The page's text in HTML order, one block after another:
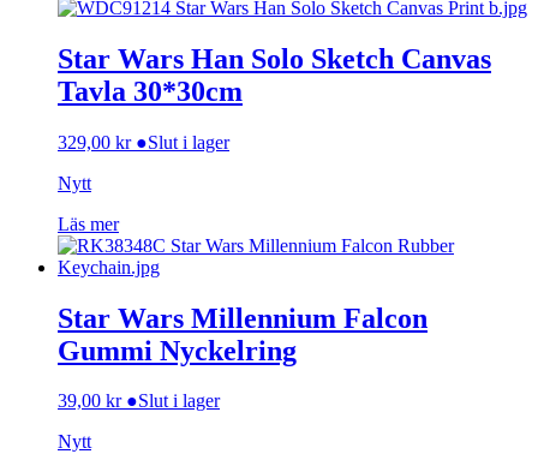
Star Wars Han Solo Sketch Canvas
Tavla 30*30cm
329,00 kr ●Slut i lager
Nytt
Läs mer
Star Wars Millennium Falcon
Gummi Nyckelring
39,00 kr ●Slut i lager
Nytt